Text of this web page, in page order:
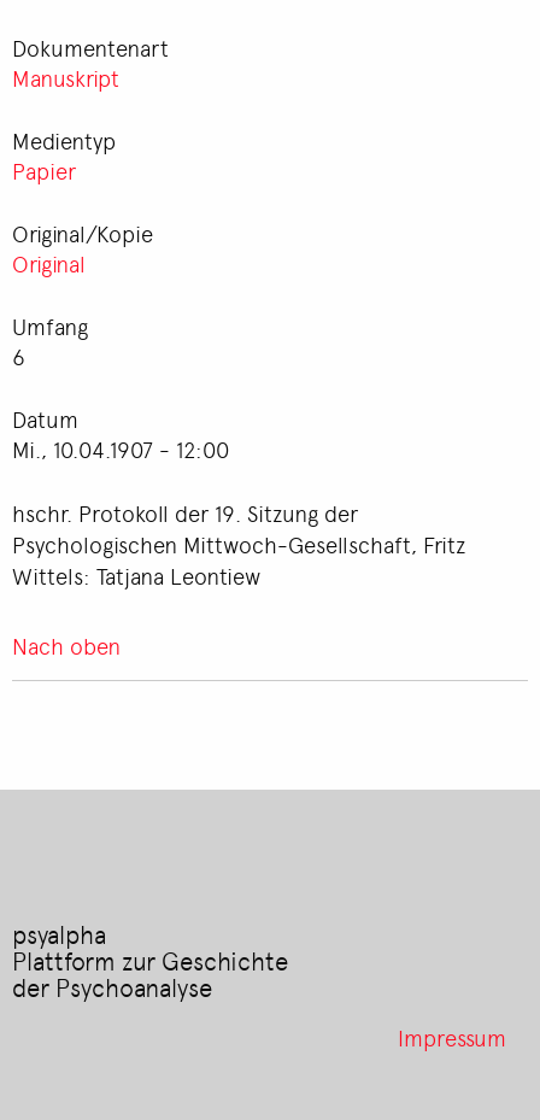
Dokumentenart
Manuskript
Medientyp
Papier
Original/Kopie
Original
Umfang
6
Datum
Mi., 10.04.1907 - 12:00
hschr. Protokoll der 19. Sitzung der
Psychologischen Mittwoch-Gesellschaft, Fritz
Wittels: Tatjana Leontiew
Nach oben
psyalpha
Plattform zur Geschichte
der Psychoanalyse
Impressum